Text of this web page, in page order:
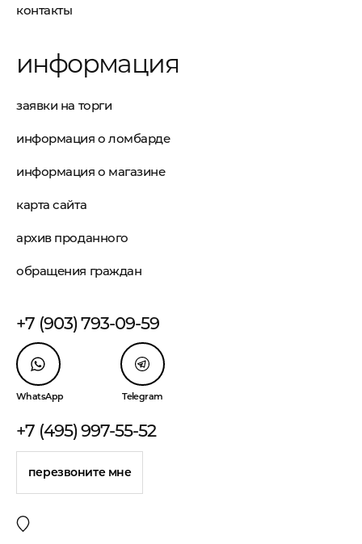
контакты
информация
заявки на торги
информация о ломбарде
информация о магазине
карта сайта
архив проданного
обращения граждан
+7 (903) 793-09-59
WhatsApp Telegram
+7 (495) 997-55-52
перезвоните мне